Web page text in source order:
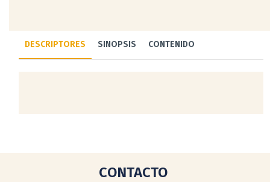
DESCRIPTORES SINOPSIS CONTENIDO
CONTACTO